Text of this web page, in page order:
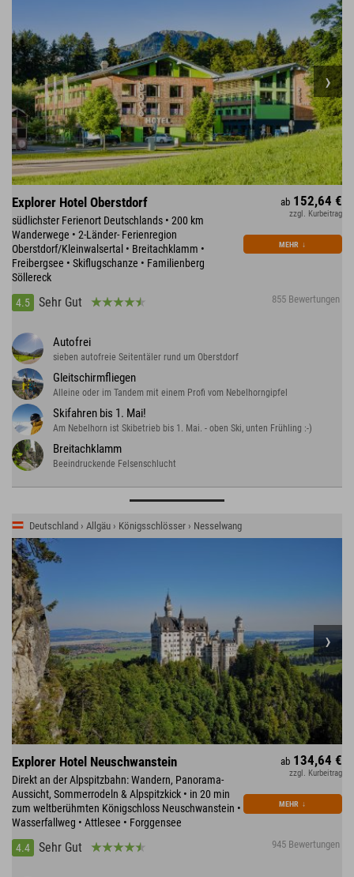
Explorer Hotel Oberstdorf
südlichster Ferienort Deutschlands • 200 km
Wanderwege • 2-Länder- Ferienregion
Oberstdorf/Kleinwalsertal • Breitachklamm •
Freibergsee • Skiflugschanze • Familienberg
Söllereck
4.5
Sehr Gut 855 Bewertungen
ab 152,64 €
zzgl. Kurbeitrag
MEHR ↓
Autofrei
sieben autofreie Seitentäler rund um Oberstdorf
Gleitschirmfliegen
Alleine oder im Tandem mit einem Profi vom Nebelhorngipfel
Skifahren bis 1. Mai!
Am Nebelhorn ist Skibetrieb bis 1. Mai. - oben Ski, unten Frühling :-)
Breitachklamm
Beeindruckende Felsenschlucht
Deutschland › Allgäu › Königsschlösser › Nesselwang
Explorer Hotel Neuschwanstein
Direkt an der Alpspitzbahn: Wandern, Panorama-
Aussicht, Sommerrodeln & Alpspitzkick • in 20 min
zum weltberühmten Königschloss Neuschwanstein •
Wasserfallweg • Attlesee • Forggensee
4.4
Sehr Gut 945 Bewertungen
ab 134,64 €
zzgl. Kurbeitrag
MEHR ↓